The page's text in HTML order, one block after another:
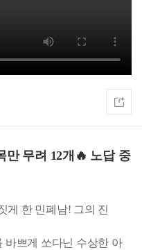
만 무려 12개🔥 노답 중
게 한 민폐남! 그의 진
바쁘게 쏘다닌 수상한 아